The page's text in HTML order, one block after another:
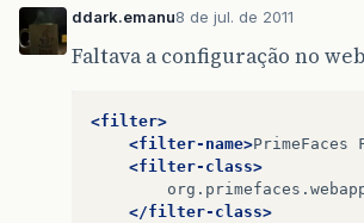
ddark.emanu8 de jul. de 2011
Faltava a configuração no
<filter>
<filter-name>PrimeFaces
<filter-class>
</filter-class>